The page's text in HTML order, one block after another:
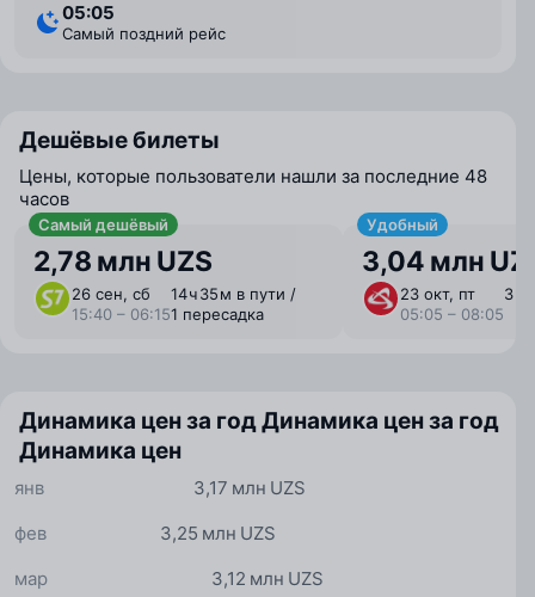
05:05
Самый поздний рейс
Дешёвые билеты
Цены, которые пользователи нашли за последние 48
часов
Самый дешёвый
2,78 млн UZS
26 сен, сб
15:40 – 06:15
14 ⁠ч 35 ⁠м в пути /
1 пересадка
Удобный
3,04 млн
23 окт, пт
05:05 – 08:05
3 ⁠ч
Динамика цен за годДинамика цен за год
Динамика цен
3,17 млн UZS
янв
3,25 млн UZS
фев
3,12 млн UZS
мар